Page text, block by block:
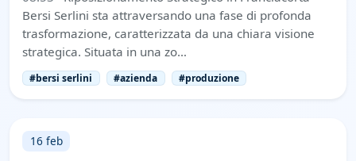
Bersi Serlini sta attraversando una fase di profonda
trasformazione, caratterizzata da una chiara visione
strategica. Situata in una zo…
#bersi serlini #azienda #produzione
16 feb